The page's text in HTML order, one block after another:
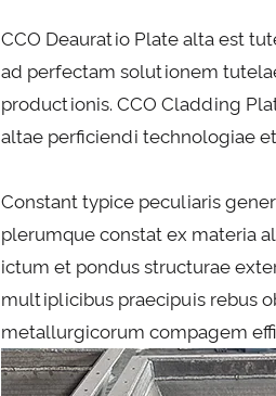
CCO Deauratio Plate alta est
ad perfectam solutionem
productionis. CCO Cladding
altae perficiendi technologiae
Constant typice peculiaris
plerumque constat ex materia
ictum et pondus structurae
multiplicibus praecipuis rebus
metallurgicorum compagem